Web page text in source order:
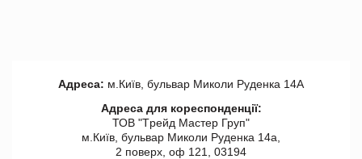
Адреса: м.Київ, бульвар Миколи Руденка 14А
Адреса для кореспонденції:
ТОВ "Tрейд Мастер Груп"
м.Київ, бульвар Миколи Руденка 14а,
2 поверх, оф 121, 03194